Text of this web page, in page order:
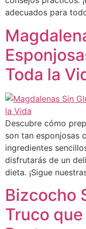
adecuados para
Toda la
Descubre cómo
son tan esponjosas
ingredientes
disfrutarás de un
dieta. ¡Sigue
Bizcocho
Truco